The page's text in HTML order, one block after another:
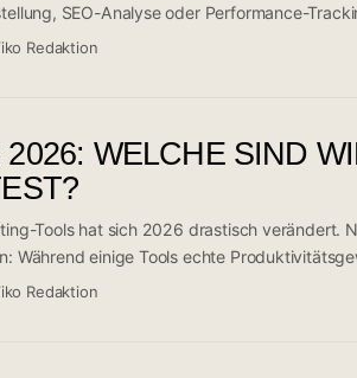
SEO-Analyse oder Performance-
Entscheidungen treffen und mit
das die gesamte Marketing-
den Anschluss an den Wettbewerb zu
Redaktion
WELCHE SIND
Tools hat sich 2026 drastisch verändert.
Während einige Tools echte
Eine aktuelle Reddit-Diskussion mit 31
Redaktion